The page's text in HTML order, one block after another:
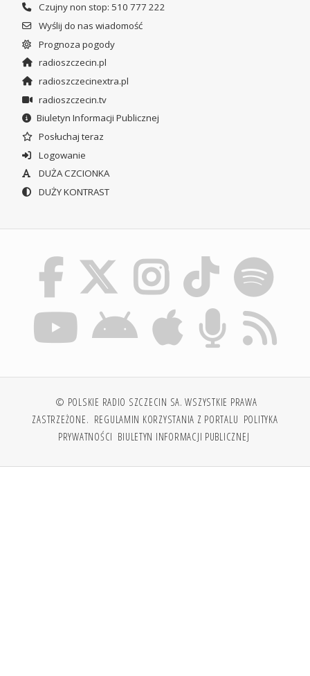
Czujny non stop: 510 777 222
Wyślij do nas wiadomość
Prognoza pogody
radioszczecin.pl
radioszczecinextra.pl
radioszczecin.tv
Biuletyn Informacji Publicznej
Posłuchaj teraz
Logowanie
DUŻA CZCIONKA
DUŻY KONTRAST
© POLSKIE RADIO SZCZECIN SA. WSZYSTKIE PRAWA
ZASTRZEŻONE. REGULAMIN KORZYSTANIA Z PORTALU POLITYKA
PRYWATNOŚCI BIULETYN INFORMACJI PUBLICZNEJ